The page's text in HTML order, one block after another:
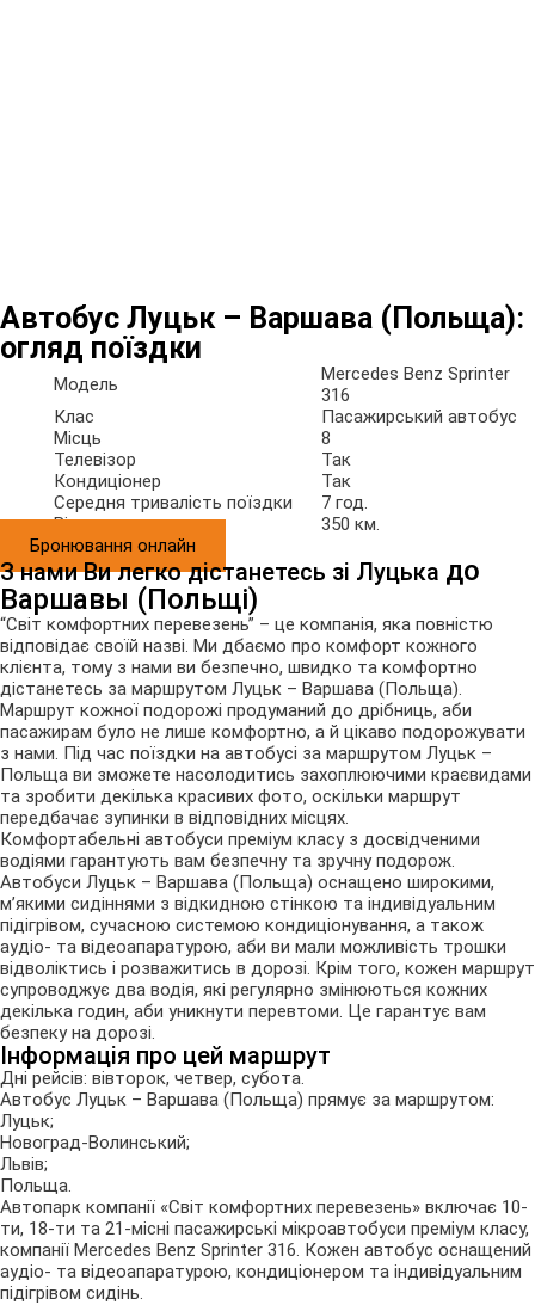
Автобус Луцьк – Варшава (Польща):
огляд поїздки
Модель
Mercedes Benz Sprinter
316
Клас
Пасажирський автобус
Місць
8
Телевізор
Так
Кондиціонер
Так
Середня тривалість поїздки
7 год.
Відстань
350 км.
Бронювання онлайн
З нами Ви легко дістанетесь зi Луцька до
Варшавы (Польщi)
“Світ комфортних перевезень” – це компанія, яка повністю
відповідає своїй назві. Ми дбаємо про комфорт кожного
клієнта, тому з нами ви безпечно, швидко та комфортно
дістанетесь за маршрутом Луцьк – Варшава (Польща).
Маршрут кожної подорожі продуманий до дрібниць, аби
пасажирам було не лише комфортно, а й цікаво подорожувати
з нами. Під час поїздки на автобусі за маршрутом Луцьк –
Польща ви зможете насолодитись захоплюючими краєвидами
та зробити декілька красивих фото, оскільки маршрут
передбачає зупинки в відповідних місцях.
Комфортабельні автобуси преміум класу з досвідченими
водіями гарантують вам безпечну та зручну подорож.
Автобуси Луцьк – Варшава (Польща) оснащено широкими,
м’якими сидіннями з відкидною стінкою та індивідуальним
підігрівом, сучасною системою кондиціонування, а також
аудіо- та відеоапаратурою, аби ви мали можливість трошки
відволіктись і розважитись в дорозі. Крім того, кожен маршрут
супроводжує два водія, які регулярно змінюються кожних
декілька годин, аби уникнути перевтоми. Це гарантує вам
безпеку на дорозі.
Інформація про цей маршрут
Дні рейсів: вівторок, четвер, субота.
Автобус Луцьк – Варшава (Польща) прямує за маршрутом:
Луцьк;
Новоград-Волинський;
Львів;
Польща.
Автопарк компанії «Світ комфортних перевезень» включає 10-
ти, 18-ти та 21-місні пасажирські мікроавтобуси преміум класу,
компанії Mercedes Benz Sprinter 316. Кожен автобус оснащений
аудіо- та відеоапаратурою, кондиціонером та індивідуальним
підігрівом сидінь.